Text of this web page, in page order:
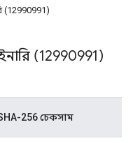
(12990991)
(12990991)
256 চেকসাম